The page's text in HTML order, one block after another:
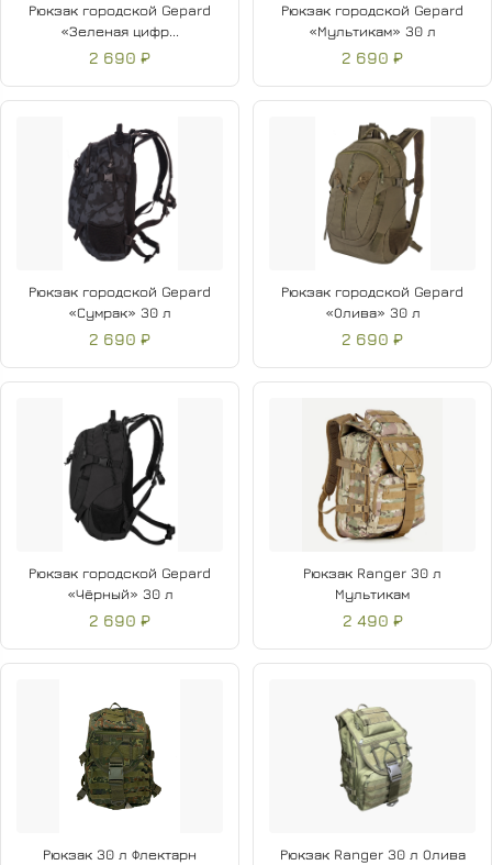
Рюкзак городской Gepard
«Зеленая цифр...
2 690 ₽
Рюкзак городской Gepard
«Мультикам» 30 л
2 690 ₽
Рюкзак городской Gepard
«Сумрак» 30 л
2 690 ₽
Рюкзак городской Gepard
«Олива» 30 л
2 690 ₽
Рюкзак городской Gepard
«Чёрный» 30 л
2 690 ₽
Рюкзак Ranger 30 л
Мультикам
2 490 ₽
Рюкзак 30 л Флектарн Рюкзак Ranger 30 л Олива